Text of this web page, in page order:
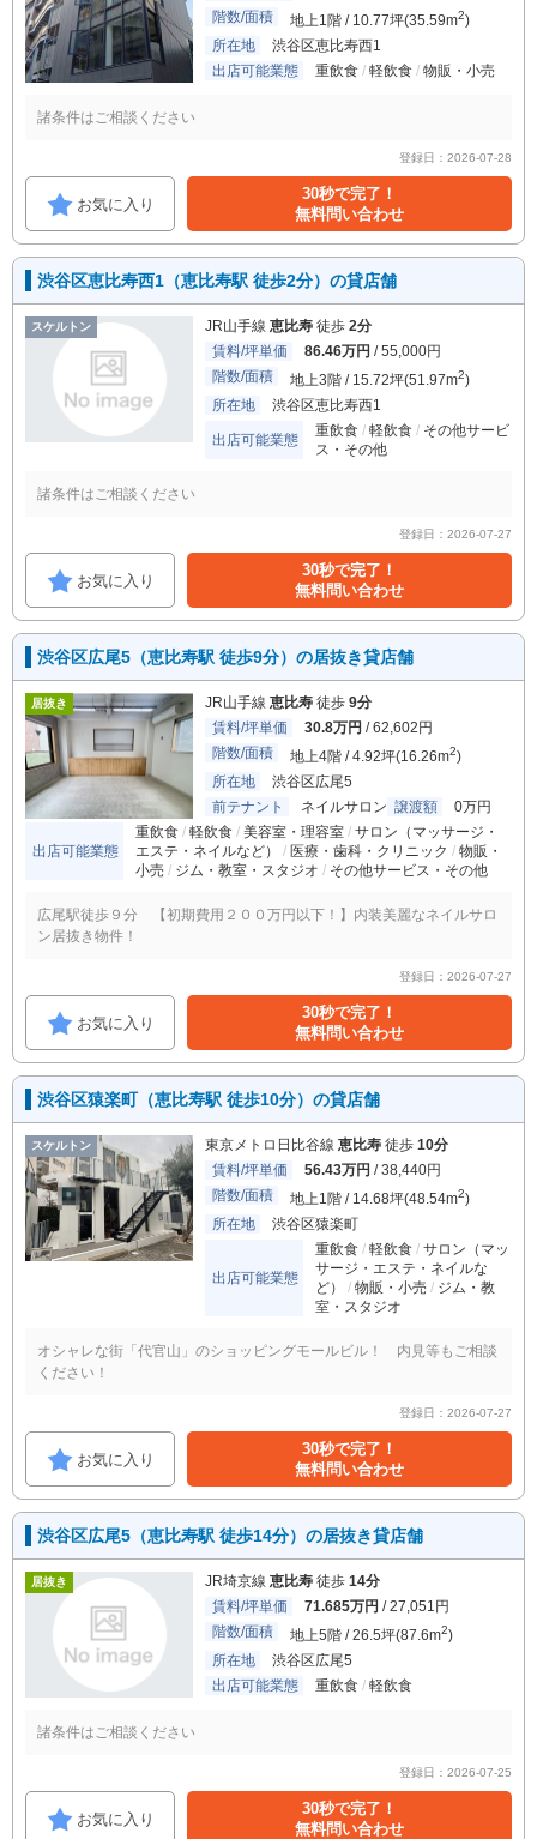
階数/面積 地上1階 / 10.77坪(35.59m2)
所在地
渋谷区恵比寿西1
出店可能業態
重飲食 軽飲食 物販・小売
諸条件はご相談ください
登録日：2026-07-28
お気に入り
30秒で完了！
無料問い合わせ
渋谷区恵比寿西1（恵比寿駅 徒歩2分）の貸店舗
スケルトン JR山手線 恵比寿 徒歩 2分
賃料/坪単価
86.46万円 / 55,000円
階数/面積
地上3階 / 15.72坪(51.97m2)
所在地
渋谷区恵比寿西1
出店可能業態
重飲食 軽飲食
その他サービ
ス・その他
諸条件はご相談ください
登録日：2026-07-27
お気に入り
30秒で完了！
無料問い合わせ
渋谷区広尾5（恵比寿駅 徒歩9分）の居抜き貸店舗
居抜き JR山手線 恵比寿 徒歩 9分
賃料/坪単価
30.8万円 / 62,602円
階数/面積
地上4階 / 4.92坪(16.26m2)
所在地
渋谷区広尾5
前テナント
ネイルサロン 譲渡額 0万円
出店可能業態
重飲食 軽飲食 美容室・理容室
サロン（マッサージ・
エステ・ネイルなど）
医療・歯科・クリニック
物販・
小売
ジム・教室・スタジオ その他サービス・その他
広尾駅徒歩９分 【初期費用２００万円以下！】内装美麗なネイルサロ
ン居抜き物件！
登録日：2026-07-27
お気に入り
30秒で完了！
無料問い合わせ
渋谷区猿楽町（恵比寿駅 徒歩10分）の貸店舗
スケルトン 東京メトロ日比谷線 恵比寿 徒歩 10分
賃料/坪単価
56.43万円 / 38,440円
階数/面積
地上1階 / 14.68坪(48.54m2)
所在地
渋谷区猿楽町
出店可能業態
重飲食 軽飲食
サロン（マッ
サージ・エステ・ネイルな
ど）
物販・小売
ジム・教
室・スタジオ
オシャレな街「代官山」のショッピングモールビル！ 内見等もご相談
ください！
登録日：2026-07-27
お気に入り
30秒で完了！
無料問い合わせ
渋谷区広尾5（恵比寿駅 徒歩14分）の居抜き貸店舗
居抜き JR埼京線 恵比寿 徒歩 14分
賃料/坪単価
71.685万円 / 27,051円
階数/面積
地上5階 / 26.5坪(87.6m2)
所在地
渋谷区広尾5
出店可能業態
重飲食 軽飲食
諸条件はご相談ください
登録日：2026-07-25
お気に入り
30秒で完了！
無料問い合わせ